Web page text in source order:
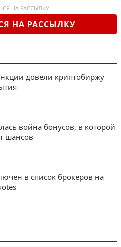
НА РАССЫЛКУ
НА РАССЫЛКУ
довели криптобиржу
война бонусов, в которой
шансов
в список брокеров на